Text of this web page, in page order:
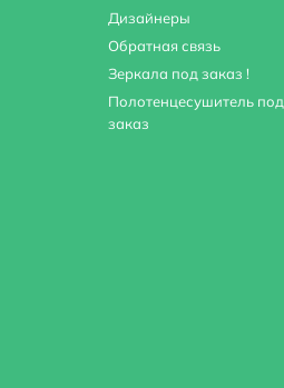
Дизайнеры
Обратная связь
Зеркала под заказ !
Полотенцесушитель под
заказ